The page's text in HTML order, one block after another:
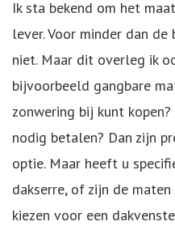
Ik sta bekend om het
lever. Voor minder dan
niet. Maar dit overleg ik
bijvoorbeeld gangbare
zonwering bij kunt
nodig betalen? Dan zijn
optie. Maar heeft u
dakserre, of zijn de
kiezen voor een